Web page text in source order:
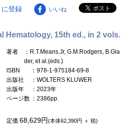
登録 いいね
Hematology, 15th ed., in 2 vols.
著者
：R.T.Means.Jr, G.M.Rodgers, B.Gla
der, et al.(eds.)
ISBN
：978-1-975184-69-8
出版社
：WOLTERS KLUWER
出版年
：2023年
ページ数 ：2386pp.
定価68,629円(本体62,390円 ＋ 税)